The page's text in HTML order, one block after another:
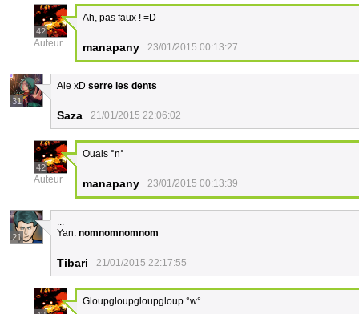
42
Auteur
Ah, pas faux ! =D
manapany 23/01/2015 00:13:27
31
Aie xD serre les dents
Saza 21/01/2015 22:06:02
42
Auteur
Ouais °n°
manapany 23/01/2015 00:13:39
21
...
Yan: nomnomnomnom
Tibari 21/01/2015 22:17:55
Gloupgloupgloupgloup °w°